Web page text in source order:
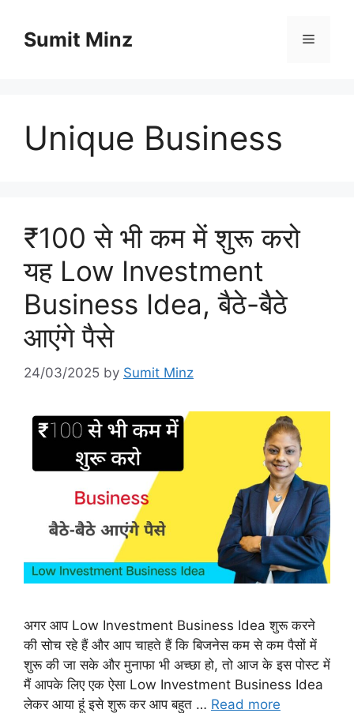
contentSumit Minz Menu
Unique Business
₹100 से भी कम में शुरू करो
यह Low Investment
Business Idea, बैठे-बैठे
आएंगे पैसे
24/03/2025 by Sumit Minz
अगर आप Low Investment Business Idea शुरू करने
की सोच रहे हैं और आप चाहते हैं कि बिजनेस कम से कम पैसों में
शुरू की जा सके और मुनाफा भी अच्छा हो, तो आज के इस पोस्ट में
मैं आपके लिए एक ऐसा Low Investment Business Idea
लेकर आया हूं इसे शुरू कर आप बहुत … Read more